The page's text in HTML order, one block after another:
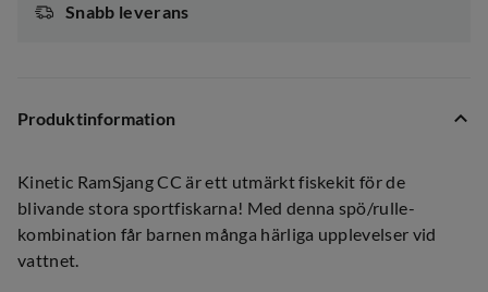
Snabb leverans
Produktinformation
Kinetic RamSjang CC är ett utmärkt fiskekit för de
blivande stora sportfiskarna! Med denna spö/rulle-
kombination får barnen många härliga upplevelser vid
vattnet.